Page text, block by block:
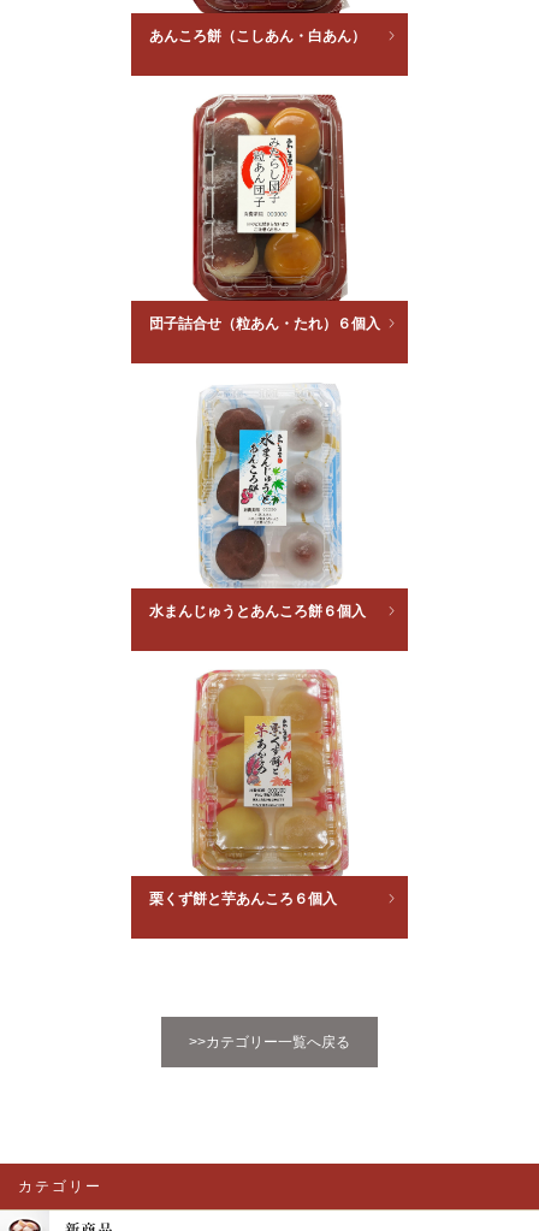
あんころ餅（こしあん・白あん）
団子詰合せ（粒あん・たれ）６個入
水まんじゅうとあんころ餅６個入
栗くず餅と芋あんころ６個入
>>カテゴリー一覧へ戻る
カテゴリー